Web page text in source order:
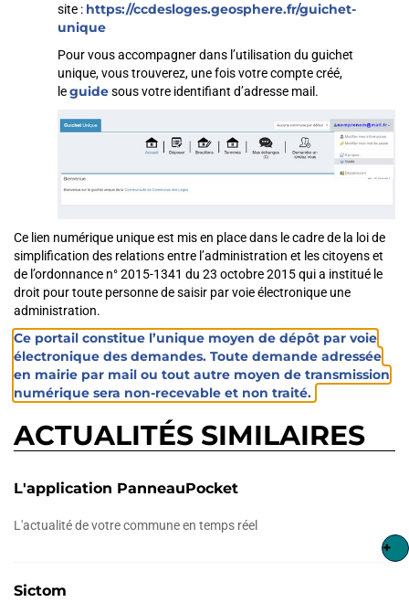
site : https://ccdesloges.geosphere.fr/guichet-
unique
Pour vous accompagner dans l’utilisation du guichet
unique, vous trouverez, une fois votre compte créé,
leguidesous votre identifiant d’adresse mail.
Ce lien numérique unique est mis en place dans le cadre de la loi de
simplification des relations entre l’administration et les citoyens et
de l’ordonnance n° 2015-1341 du 23 octobre 2015 qui a institué le
droit pour toute personne de saisir par voie électronique une
administration.
Ce portail constitue l’unique moyen de dépôt par voie
électronique des demandes. Toute demande adressée
en mairie par mail ou tout autre moyen de transmission
numérique sera non-recevable et non traité.
ACTUALITÉS SIMILAIRES
L'application PanneauPocket
L'actualité de votre commune en temps réel
+
Sictom